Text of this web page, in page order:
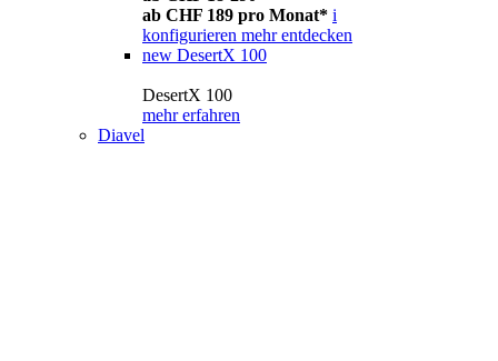
ab CHF 189 pro Monat* i
konfigurieren mehr entdecken
new DesertX 100
DesertX 100
mehr erfahren
Diavel